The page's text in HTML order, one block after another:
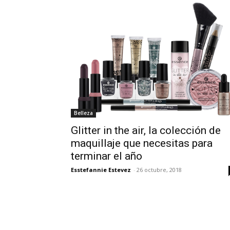
Belleza
Glitter in the air, la colección de
maquillaje que necesitas para
terminar el año
Esstefannie Estevez - 26 octubre, 2018